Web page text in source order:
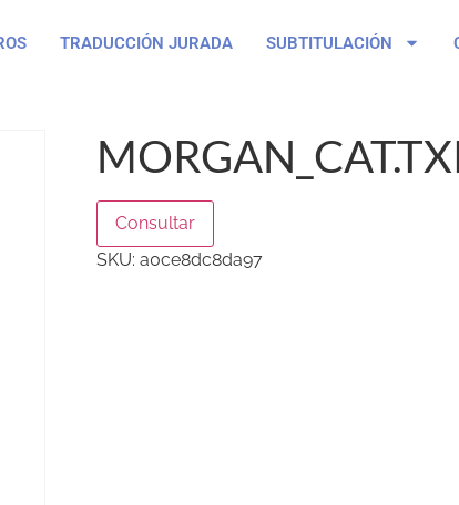
TRADUCCIÓN JURADA SUBTITULACIÓN
Consultar
SKU: a0ce8dc8da97